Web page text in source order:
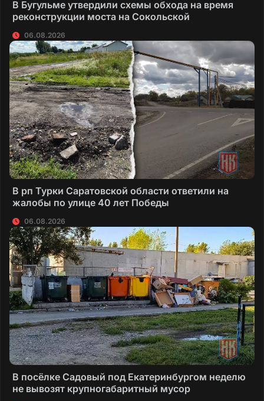
В Бугульме утвердили схемы обхода на время
реконструкции моста на Сокольской
06.08.2026
В рп Турки Саратовской области ответили на
жалобы по улице 40 лет Победы
06.08.2026
В посёлке Садовый под Екатеринбургом неделю
не вывозят крупногабаритный мусор